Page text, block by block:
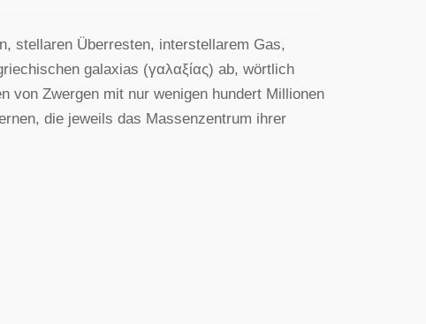
stellaren Überresten, interstellarem Gas,
galaxias (γαλαξίας) ab, wörtlich
von Zwergen mit nur wenigen hundert Millionen
die jeweils das Massenzentrum ihrer